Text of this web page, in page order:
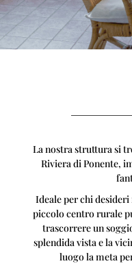
La nostra struttura si
Riviera di Ponente,
Ideale per chi
piccolo centro rurale
trascorrere un
splendida vista e la
luogo la meta